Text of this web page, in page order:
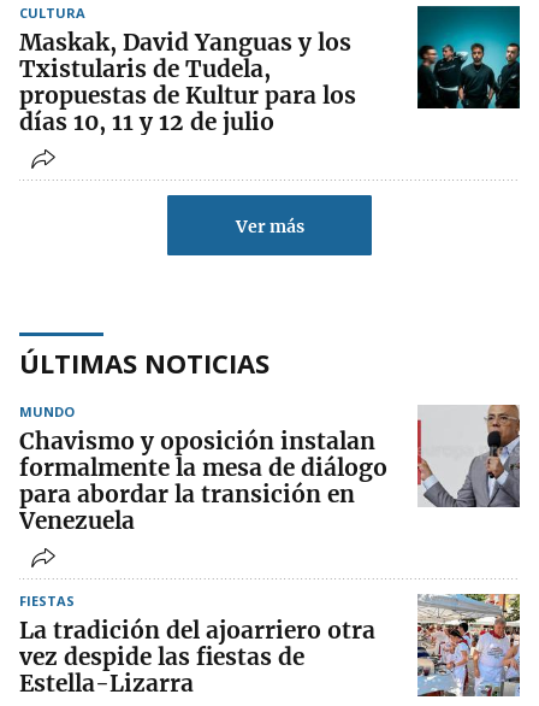
CULTURA
Maskak, David Yanguas y los
Txistularis de Tudela,
propuestas de Kultur para los
días 10, 11 y 12 de julio
Ver más
ÚLTIMAS NOTICIAS
MUNDO
Chavismo y oposición instalan
formalmente la mesa de diálogo
para abordar la transición en
Venezuela
FIESTAS
La tradición del ajoarriero otra
vez despide las fiestas de
Estella-Lizarra